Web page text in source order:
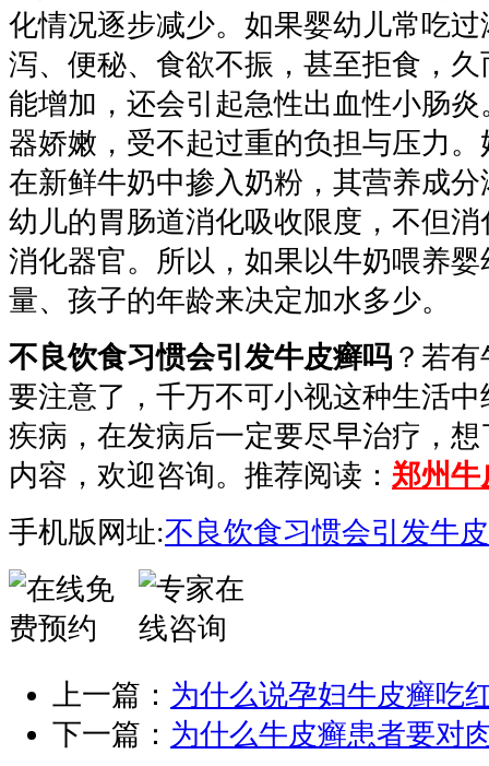
化情况逐步减少。如果婴幼儿常吃
泻、便秘、食欲不振，甚至拒食，
能增加，还会引起急性出血性小肠
器娇嫩，受不起过重的负担与压力
在新鲜牛奶中掺入奶粉，其营养成
幼儿的胃肠道消化吸收限度，不但
消化器官。所以，如果以牛奶喂养
量、孩子的年龄来决定加水多少。
不良饮食习惯会引发牛皮癣吗 ？若
要注意了，千万不可小视这种生活
疾病，在发病后一定要尽早治疗，
内容，欢迎咨询。推荐阅读： 郑州牛
手机版网址:不良饮食习惯会引发牛
上一篇： 为什么说孕妇牛皮癣吃
下一篇： 为什么牛皮癣患者要对